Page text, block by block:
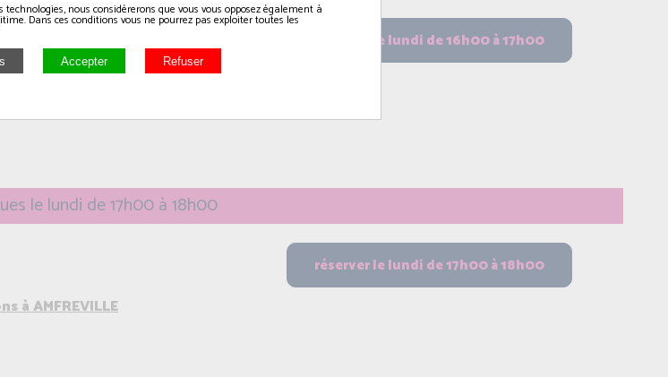
le lundi de 17h00 à 18h00
à AMFREVILLE
nous considérerons que vous vous opposez également à
Dans ces conditions vous ne pourrez pas exploiter toutes les